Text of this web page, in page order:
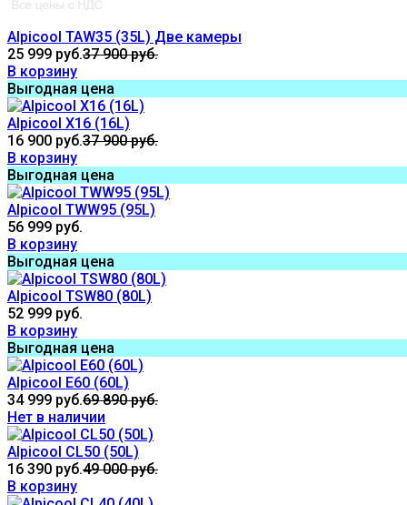
Alpicool TAW35 (35L) Две камеры
25 999 руб.37 900 руб.
В корзину
Выгодная цена
Alpicool X16 (16L)
16 900 руб.37 900 руб.
В корзину
Выгодная цена
Alpicool TWW95 (95L)
56 999 руб.
В корзину
Выгодная цена
Alpicool TSW80 (80L)
52 999 руб.
В корзину
Выгодная цена
Alpicool E60 (60L)
34 999 руб.69 890 руб.
Нет в наличии
Alpicool CL50 (50L)
16 390 руб.49 000 руб.
В корзину